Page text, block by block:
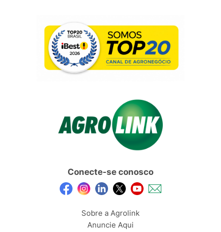
Conecte-se conosco
Sobre a Agrolink
Anuncie Aqui